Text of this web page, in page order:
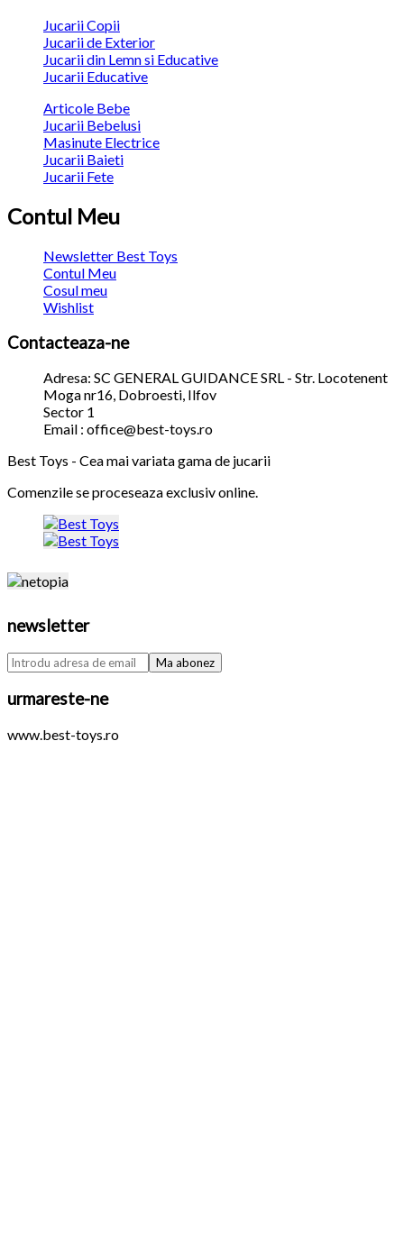
Jucarii Copii
Jucarii de Exterior
Jucarii din Lemn si Educative
Jucarii Educative
Articole Bebe
Jucarii Bebelusi
Masinute Electrice
Jucarii Baieti
Jucarii Fete
Contul Meu
Newsletter Best Toys
Contul Meu
Cosul meu
Wishlist
Contacteaza-ne
Adresa: SC GENERAL GUIDANCE SRL - Str. Locotenent
Moga nr16, Dobroesti, Ilfov
Sector 1
Email : office@best-toys.ro
Best Toys - Cea mai variata gama de jucarii
Comenzile se proceseaza exclusiv online.
newsletter
urmareste-ne
www.best-toys.ro